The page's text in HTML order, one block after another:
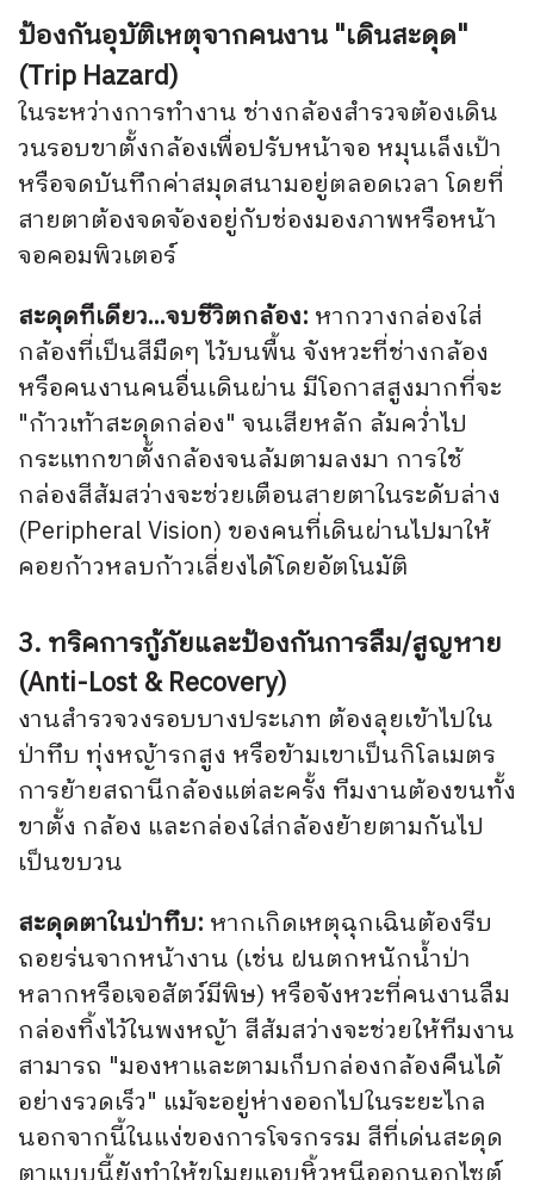
ป้องกันอุบัติเหตุจากคนงาน "เดินสะดุด"
(Trip Hazard)
ในระหว่างการทำงาน ช่างกล้องสำรวจต้องเดิน
วนรอบขาตั้งกล้องเพื่อปรับหน้าจอ หมุนเล็งเป้า
หรือจดบันทึกค่าสมุดสนามอยู่ตลอดเวลา โดยที่
สายตาต้องจดจ้องอยู่กับช่องมองภาพหรือหน้า
จอคอมพิวเตอร์
สะดุดทีเดียว...จบชีวิตกล้อง: หากวางกล่องใส่
กล้องที่เป็นสีมืดๆ ไว้บนพื้น จังหวะที่ช่างกล้อง
หรือคนงานคนอื่นเดินผ่าน มีโอกาสสูงมากที่จะ
"ก้าวเท้าสะดุดกล่อง" จนเสียหลัก ล้มคว่ำไป
กระแทกขาตั้งกล้องจนล้มตามลงมา การใช้
กล่องสีส้มสว่างจะช่วยเตือนสายตาในระดับล่าง
(Peripheral Vision) ของคนที่เดินผ่านไปมาให้
คอยก้าวหลบก้าวเลี่ยงได้โดยอัตโนมัติ
3. ทริคการกู้ภัยและป้องกันการลืม/สูญหาย
(Anti-Lost & Recovery)
งานสำรวจวงรอบบางประเภท ต้องลุยเข้าไปใน
ป่าทึบ ทุ่งหญ้ารกสูง หรือข้ามเขาเป็นกิโลเมตร
การย้ายสถานีกล้องแต่ละครั้ง ทีมงานต้องขนทั้ง
ขาตั้ง กล้อง และกล่องใส่กล้องย้ายตามกันไป
เป็นขบวน
สะดุดตาในป่าทึบ: หากเกิดเหตุฉุกเฉินต้องรีบ
ถอยร่นจากหน้างาน (เช่น ฝนตกหนักน้ำป่า
หลากหรือเจอสัตว์มีพิษ) หรือจังหวะที่คนงานลืม
กล่องทิ้งไว้ในพงหญ้า สีส้มสว่างจะช่วยให้ทีมงาน
สามารถ "มองหาและตามเก็บกล่องกล้องคืนได้
อย่างรวดเร็ว" แม้จะอยู่ห่างออกไปในระยะไกล
นอกจากนี้ในแง่ของการโจรกรรม สีที่เด่นสะดุด